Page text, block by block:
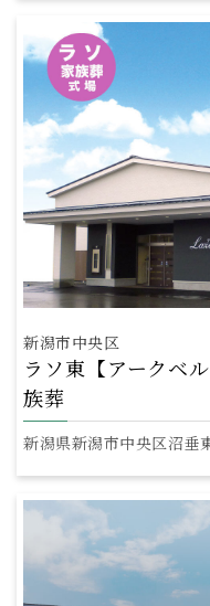
新潟市中央区
ラソ東【アークベ
族葬
新潟県新潟市中央区沼垂